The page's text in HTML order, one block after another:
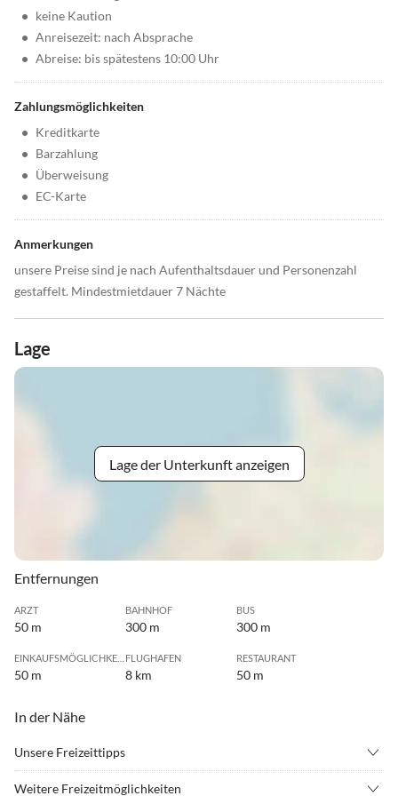
• keine Kaution
• Anreisezeit: nach Absprache
• Abreise: bis spätestens 10:00 Uhr
Zahlungsmöglichkeiten
• Kreditkarte
• Barzahlung
• Überweisung
• EC-Karte
Anmerkungen
unsere Preise sind je nach Aufenthaltsdauer und Personenzahl
gestaffelt. Mindestmietdauer 7 Nächte
Lage
Lage der Unterkunft anzeigen
Entfernungen
ARZT
50 m
BAHNHOF
300 m
BUS
300 m
50 m
FLUGHAFEN
8 km
RESTAURANT
50 m
In der Nähe
Unsere Freizeittipps
Weitere Freizeitmöglichkeiten